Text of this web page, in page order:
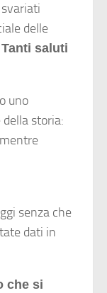
delle
Tanti saluti
uno
storia:
senza che
dati in
che si